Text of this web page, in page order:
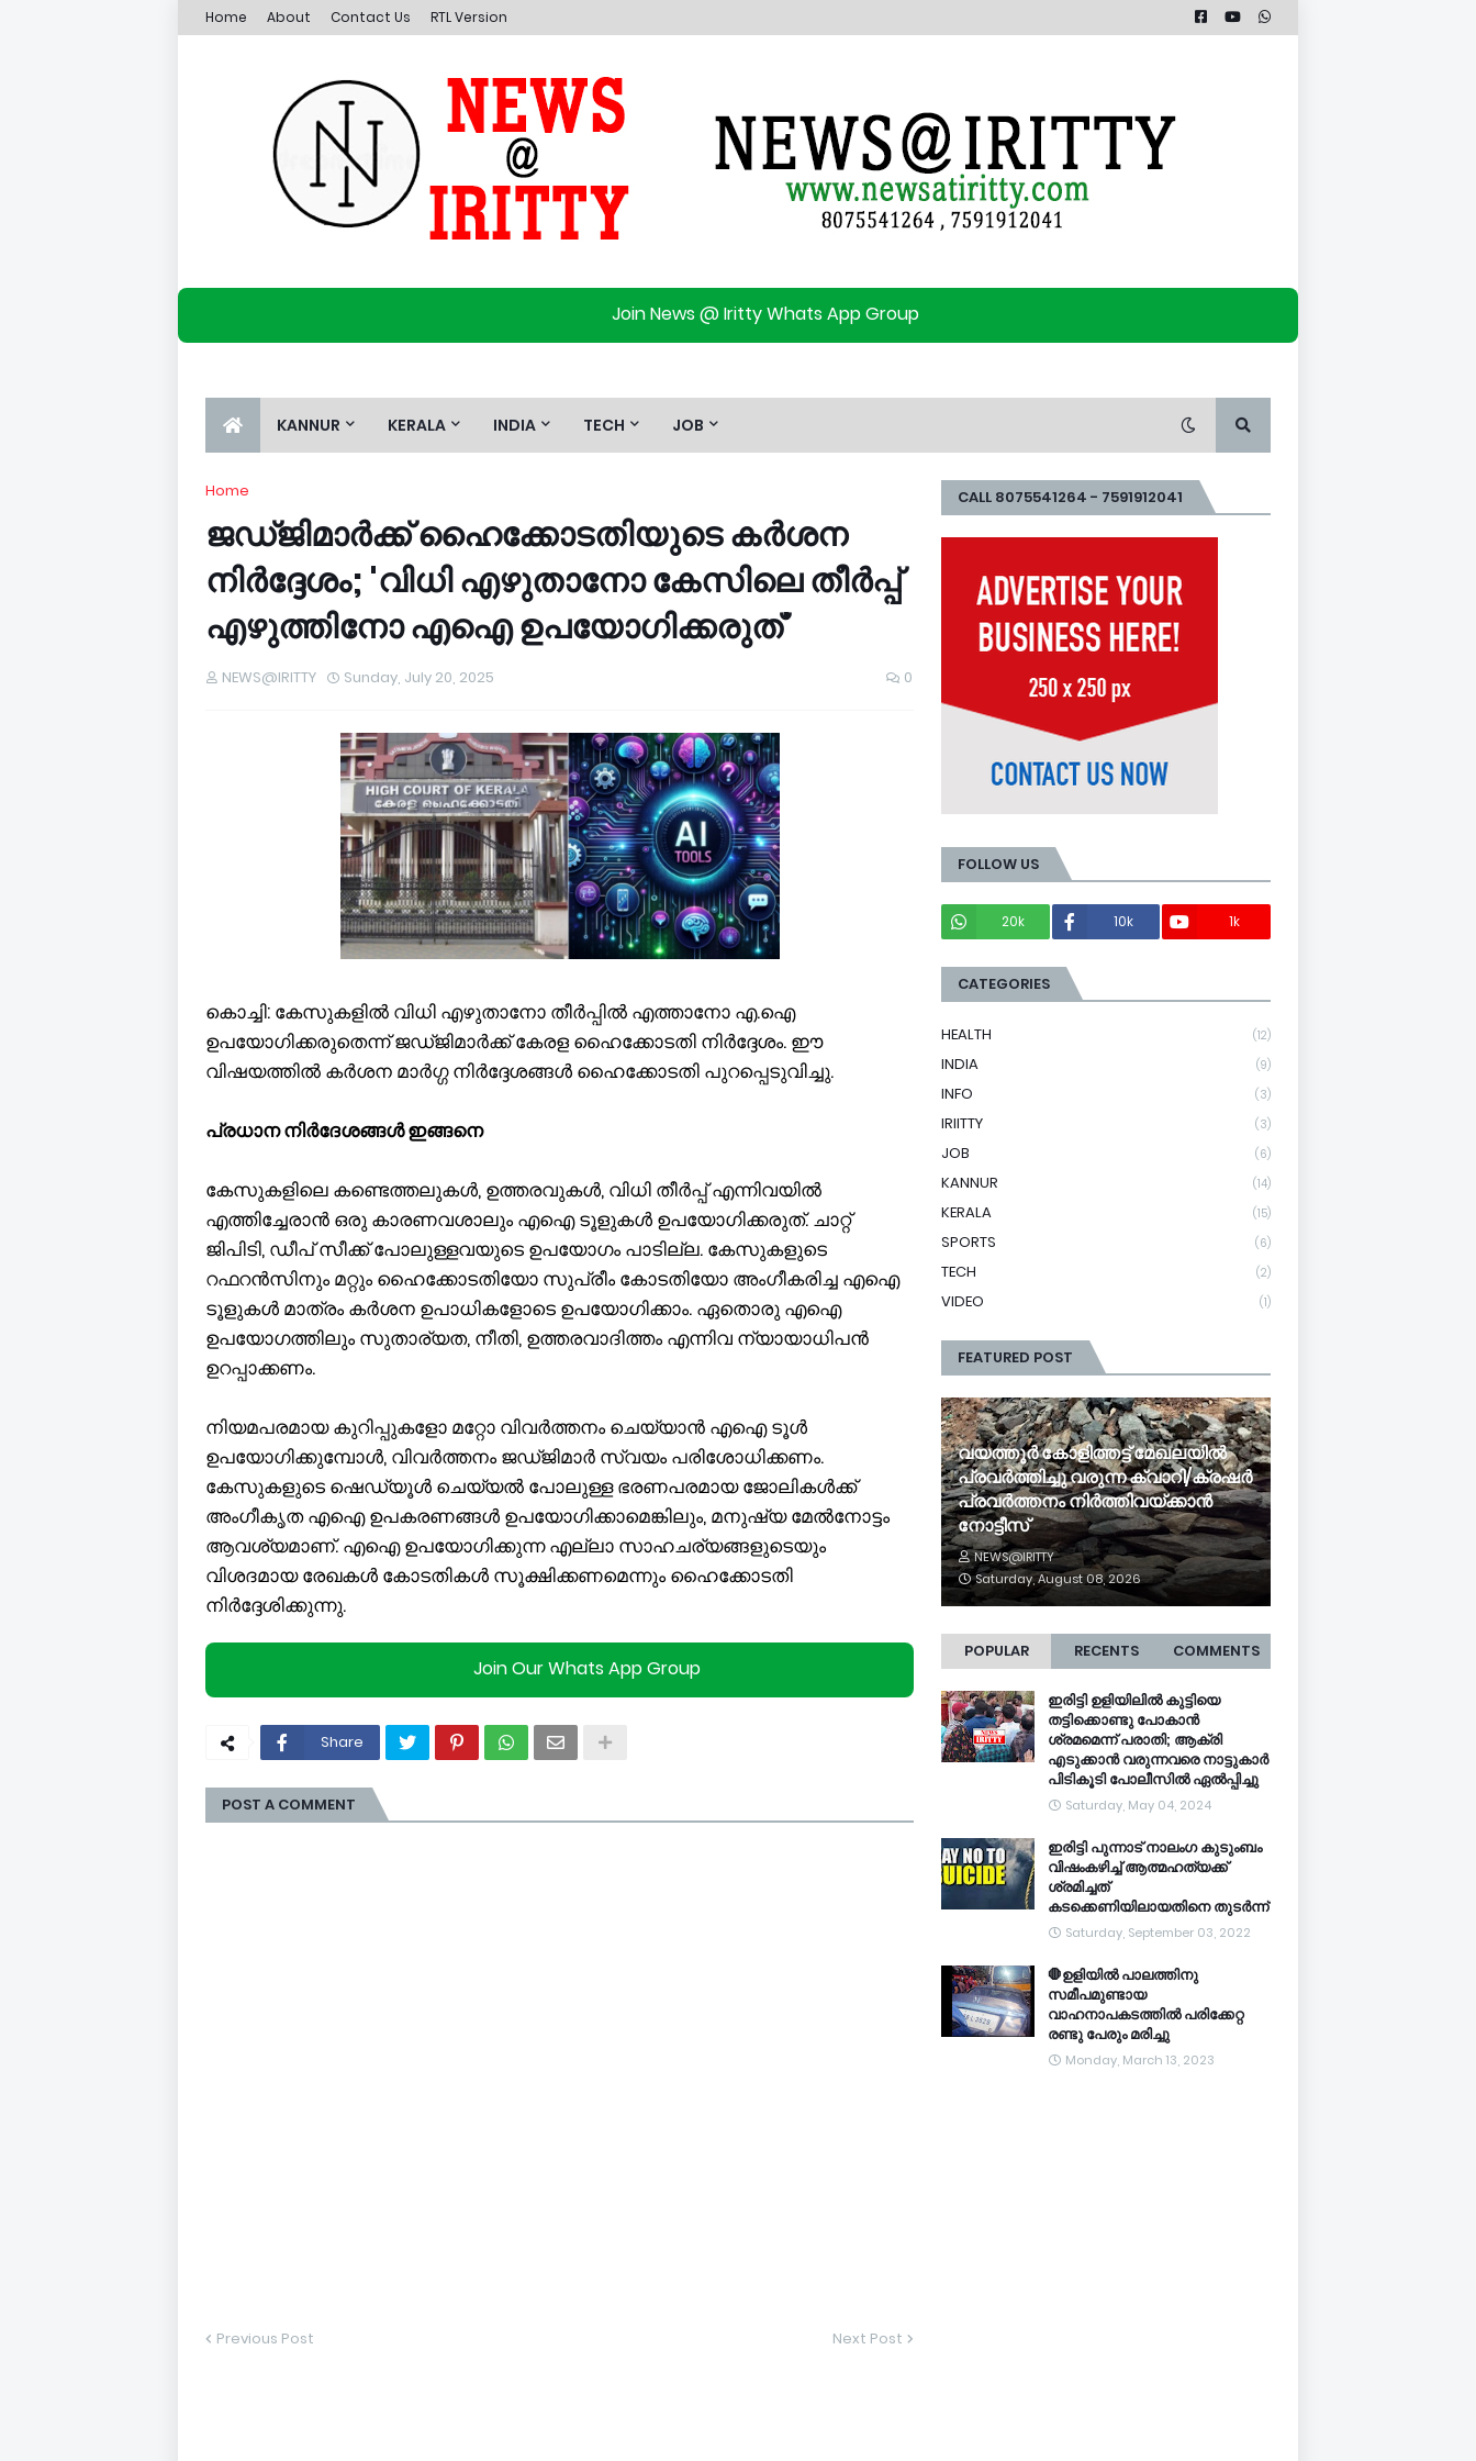
Home About Contact Us RTL Version
Join News @ Iritty Whats App Group
KANNUR KERALA INDIA TECH JOB
Home
ജഡ്ജിമാര്‍ക്ക് ഹൈക്കോടതിയുടെ കര്‍ശന
നിര്‍ദ്ദേശം; 'വിധി എഴുതാനോ കേസിലെ തീർപ്പ്
എഴുത്തിനോ എഐ ഉപയോഗിക്കരുത്'
NEWS@IRITTY Sunday, July 20, 2025 0
കൊച്ചി: കേസുകളിൽ വിധി എഴുതാനോ തീർപ്പിൽ എത്താനോ എ.ഐ
ഉപയോഗിക്കരുതെന്ന് ജഡ്ജിമാര്‍ക്ക് കേരള ഹൈക്കോടതി നിര്‍ദ്ദേശം. ഈ
വിഷയത്തിൽ കർശന മാർഗ്ഗ നിർദ്ദേശങ്ങൾ ഹൈക്കോടതി പുറപ്പെടുവിച്ചു.
പ്രധാന നിർദേശങ്ങൾ ഇങ്ങനെ
കേസുകളിലെ കണ്ടെത്തലുകൾ, ഉത്തരവുകൾ, വിധി തീർപ്പ് എന്നിവയിൽ
എത്തിച്ചേരാൻ ഒരു കാരണവശാലും എഐ ടൂളുകൾ ഉപയോഗിക്കരുത്. ചാറ്റ്
ജിപിടി, ഡീപ് സീക്ക് പോലുള്ളവയുടെ ഉപയോഗം പാടില്ല. കേസുകളുടെ
റഫറൻസിനും മറ്റും ഹൈക്കോടതിയോ സുപ്രീം കോടതിയോ അംഗീകരിച്ച എഐ
ടൂളുകൾ മാത്രം കർശന ഉപാധികളോടെ ഉപയോഗിക്കാം. ഏതൊരു എഐ
ഉപയോഗത്തിലും സുതാര്യത, നീതി, ഉത്തരവാദിത്തം എന്നിവ ന്യായാധിപൻ
ഉറപ്പാക്കണം.
നിയമപരമായ കുറിപ്പുകളോ മറ്റോ വിവർത്തനം ചെയ്യാൻ എഐ ടൂൾ
ഉപയോഗിക്കുമ്പോൾ, വിവർത്തനം ജഡ്ജിമാർ സ്വയം പരിശോധിക്കണം.
കേസുകളുടെ ഷെഡ്യൂൾ ചെയ്യൽ പോലുള്ള ഭരണപരമായ ജോലികൾക്ക്
അംഗീകൃത എഐ ഉപകരണങ്ങൾ ഉപയോഗിക്കാമെങ്കിലും, മനുഷ്യ മേൽനോട്ടം
ആവശ്യമാണ്. എഐ ഉപയോഗിക്കുന്ന എല്ലാ സാഹചര്യങ്ങളുടെയും
വിശദമായ രേഖകൾ കോടതികൾ സൂക്ഷിക്കണമെന്നും ഹൈക്കോടതി
നിര്‍ദ്ദേശിക്കുന്നു.
Join Our Whats App Group
Share
POST A COMMENT
Previous Post Next Post
CALL 8075541264 - 7591912041
FOLLOW US
20k
10k 1k
CATEGORIES
HEALTH (12)
INDIA (9)
INFO (3)
IRIITTY (3)
JOB (6)
KANNUR (14)
KERALA (15)
SPORTS (6)
TECH (2)
VIDEO (1)
FEATURED POST
വയത്തൂര്‍ കോളിത്തട്ട് മേഖലയില്‍
പ്രവര്‍ത്തിച്ചു വരുന്ന ക്വാറി/ക്രഷര്‍
പ്രവര്‍ത്തനം നിര്‍ത്തിവയ്ക്കാന്‍
നോട്ടീസ്
NEWS@IRITTY
Saturday, August 08, 2026
POPULAR RECENTS COMMENTS
ഇരിട്ടി ഉളിയിലിൽ കുട്ടിയെ
തട്ടിക്കൊണ്ടു പോകാൻ
ശ്രമമെന്ന് പരാതി; ആക്രി
എടുക്കാൻ വരുന്നവരെ നാട്ടുകാർ
പിടികൂടി പോലീസിൽ ഏൽപ്പിച്ചു
Saturday, May 04, 2024
ഇരിട്ടി പുന്നാട് നാലംഗ കുടുംബം
വിഷംകഴിച്ച്‌ ആത്മഹത്യക്ക്
ശ്രമിച്ചത്
കടക്കെണിയിലായതിനെ തുടർന്ന്
Saturday, September 03, 2022
🛑ഉളിയിൽ പാലത്തിനു
സമീപമുണ്ടായ
വാഹനാപകടത്തിൽ പരിക്കേറ്റ
രണ്ടു പേരും മരിച്ചു
Monday, March 13, 2023